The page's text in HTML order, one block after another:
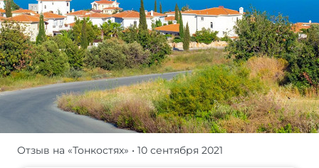
Хотя
Отзыв на «Тонкостях» • 10 сентября 2021